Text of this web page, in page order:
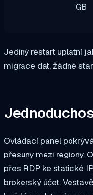
GB
Jediný restart uplatní
migrace dat, žádné
Ovládací panel
přesuny mezi regiony.
přes RDP ke statické
brokerský účet.